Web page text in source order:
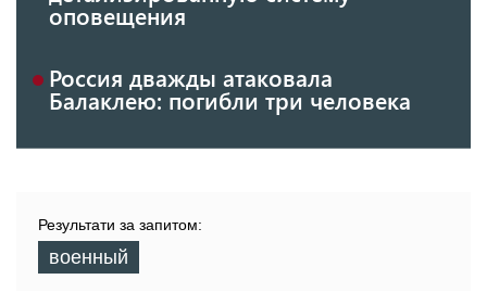
оповещения
Россия дважды атаковала
Балаклею: погибли три человека
Результати за запитом:
военный